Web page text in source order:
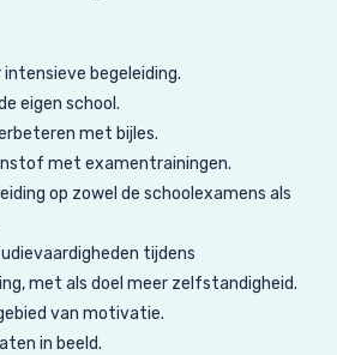
intensieve begeleiding.
eigen school.
met bijles.
met examentrainingen.
op zowel de schoolexamens als
tijdens
met als doel meer zelfstandigheid.
van motivatie.
in beeld.